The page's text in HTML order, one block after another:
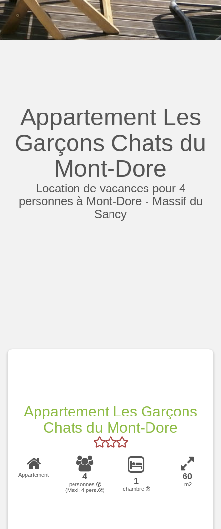
Appartement Les
Garçons Chats du
Mont-Dore
Location de vacances pour 4
personnes à Mont-Dore - Massif du
Sancy
Appartement Les Garçons
Chats du Mont-Dore
Appartement 4
personnes
(Maxi: 4 pers. )
1
chambre
60
m2